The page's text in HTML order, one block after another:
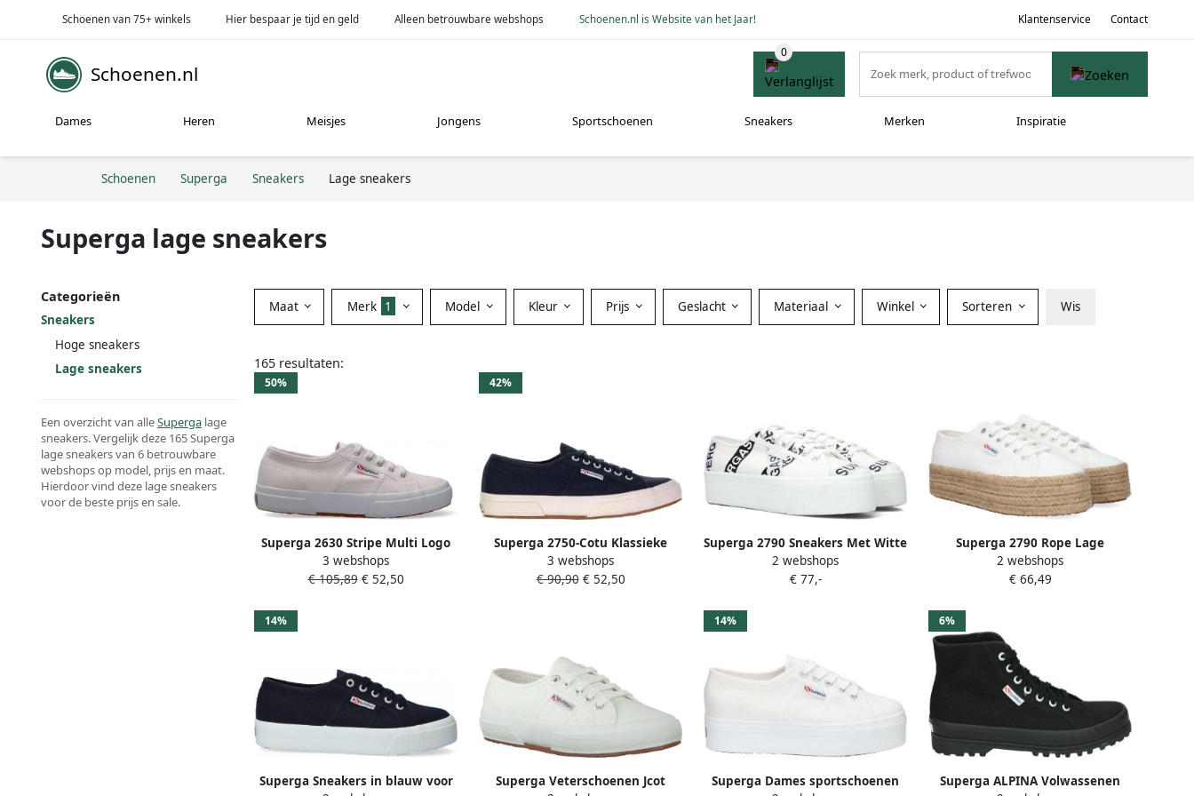
Schoenen van 75+ winkels Hier bespaar je tijd en geld Alleen betrouwbare webshops Schoenen.nl is Website van het Jaar! Klantenservice Contact
Schoenen.nl
Dames Heren Meisjes Jongens Sportschoenen Sneakers Merken Inspiratie
Schoenen Superga Sneakers Lage sneakers
Superga lage sneakers
Categorieën
Sneakers
Hoge sneakers
Lage sneakers
Een overzicht van alleSuperga lage
sneakers. Vergelijk deze 165 Superga
lage sneakers van 6 betrouwbare
webshops op model, prijs en maat.
Hierdoor vind deze lage sneakers
voor de beste prijs en sale.
Maat Merk 1 Model Kleur Prijs Geslacht Materiaal Winkel Sorteren Wis
165 resultaten:
50%
Superga 2630 Stripe Multi Logo
Lage sneakers Wit
3 webshops
€ 105,89€ 52,50
42%
Superga 2750-Cotu Klassieke
Sneakers Controlepunt.
Streetwear Volwassen
3 webshops
€ 90,90€ 52,50
Superga 2790 Sneakers Met Witte
Letters Fashion Wear Vrouwen
2 webshops
€ 77,-
Superga 2790 Rope Lage
sneakers Dames Wit
2 webshops
€ 66,49
14%
Superga Sneakers in blauw voor
Superga Veterschoenen Jcot
14%
Superga Dames sportschoenen
6%
Superga ALPINA Volwassenen